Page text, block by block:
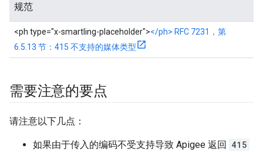
规范
<ph type="x-smartling-placeholder"></ph> RFC 7231，第
6.5.13 节：415 不支持的媒体类型
需要注意的要点
请注意以下几点：
如果由于传入的编码不受支持导致 Apigee 返回 415